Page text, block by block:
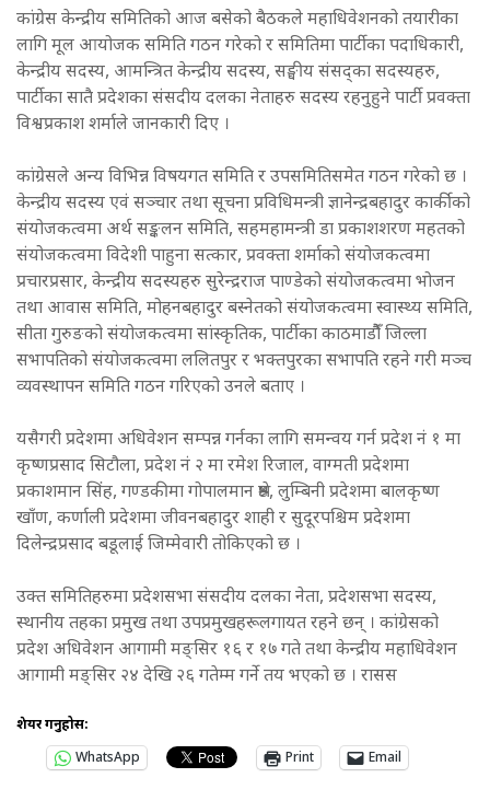
कांग्रेस केन्द्रीय समितिको आज बसेको बैठकले महाधिवेशनको तयारीका
लागि मूल आयोजक समिति गठन गरेको र समितिमा पार्टीका पदाधिकारी,
केन्द्रीय सदस्य, आमन्त्रित केन्द्रीय सदस्य, सङ्घीय संसद्का सदस्यहरु,
पार्टीका सातै प्रदेशका संसदीय दलका नेताहरु सदस्य रहनुहुने पार्टी प्रवक्ता
विश्वप्रकाश शर्माले जानकारी दिए ।
कांग्रेसले अन्य विभिन्न विषयगत समिति र उपसमितिसमेत गठन गरेको छ ।
केन्द्रीय सदस्य एवं सञ्चार तथा सूचना प्रविधिमन्त्री ज्ञानेन्द्रबहादुर कार्कीको
संयोजकत्वमा अर्थ सङ्कलन समिति, सहमहामन्त्री डा प्रकाशशरण महतको
संयोजकत्वमा विदेशी पाहुना सत्कार, प्रवक्ता शर्माको संयोजकत्वमा
प्रचारप्रसार, केन्द्रीय सदस्यहरु सुरेन्द्रराज पाण्डेको संयोजकत्वमा भोजन
तथा आवास समिति, मोहनबहादुर बस्नेतको संयोजकत्वमा स्वास्थ्य समिति,
सीता गुरुङको संयोजकत्वमा सांस्कृतिक, पार्टीका काठमाडौैँ जिल्ला
सभापतिको संयोजकत्वमा ललितपुर र भक्तपुरका सभापति रहने गरी मञ्च
व्यवस्थापन समिति गठन गरिएको उनले बताए ।
यसैगरी प्रदेशमा अधिवेशन सम्पन्न गर्नका लागि समन्वय गर्न प्रदेश नं १ मा
कृष्णप्रसाद सिटौला, प्रदेश नं २ मा रमेश रिजाल, वाग्मती प्रदेशमा
प्रकाशमान सिंह, गण्डकीमा गोपालमान श्रेष्ठ, लुम्बिनी प्रदेशमा बालकृष्ण
खाँण, कर्णाली प्रदेशमा जीवनबहादुर शाही र सुदूरपश्चिम प्रदेशमा
दिलेन्द्रप्रसाद बडूलाई जिम्मेवारी तोकिएको छ ।
उक्त समितिहरुमा प्रदेशसभा संसदीय दलका नेता, प्रदेशसभा सदस्य,
स्थानीय तहका प्रमुख तथा उपप्रमुखहरूलगायत रहने छन् । कांग्रेसको
प्रदेश अधिवेशन आगामी मङ्सिर १६ र १७ गते तथा केन्द्रीय महाधिवेशन
आगामी मङ्सिर २४ देखि २६ गतेम्म गर्ने तय भएको छ । रासस
शेयर गर्नुहोस:
WhatsApp
Print Email